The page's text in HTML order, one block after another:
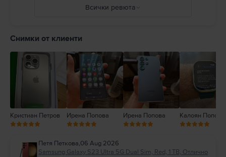
Всички ревюта
Снимки от клиенти
Кристиан Петров Ирена Попова Ирена Попова Калоян Попов
Петя Петкова,06 Aug 2026
Samsung Galaxy S23 Ultra 5G Dual Sim, Red, 1 TB, Отлично